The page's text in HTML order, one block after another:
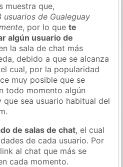
muestra que,
usuarios de Gualeguay
, por lo quete
algún usuario de
la sala de chat más
debido a que se alcanza
cual, por la popularidad
muy posible que se
todo momento algún
que sea usuario habitual del
de salas de chat, el cual
de cada usuario. Por
al chat que más se
cada momento.